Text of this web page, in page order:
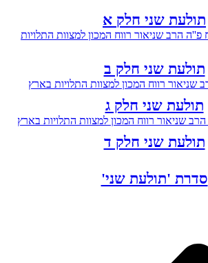
תולעת שני חלק א
תולעת שני חלק ב
תולעת שני חלק ג
תולעת שני חלק ד
סדרת 'תולעת שני'